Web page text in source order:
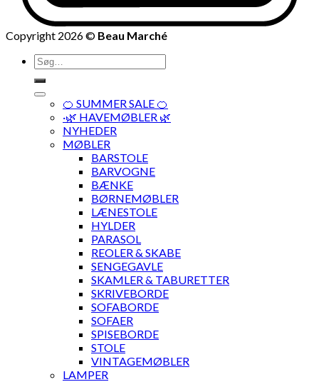
Copyright 2026 © Beau Marché
Søg
efter:
🍊 SUMMER SALE 🍊
·🌿 HAVEMØBLER 🌿
NYHEDER
MØBLER
BARSTOLE
BARVOGNE
BÆNKE
BØRNEMØBLER
LÆNESTOLE
HYLDER
PARASOL
REOLER & SKABE
SENGEGAVLE
SKAMLER & TABURETTER
SKRIVEBORDE
SOFABORDE
SOFAER
SPISEBORDE
STOLE
VINTAGEMØBLER
LAMPER